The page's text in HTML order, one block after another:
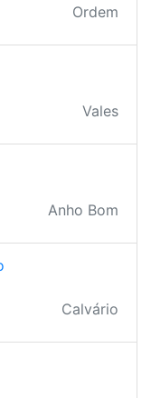
Ordem
Vales
Anho Bom
Calvário